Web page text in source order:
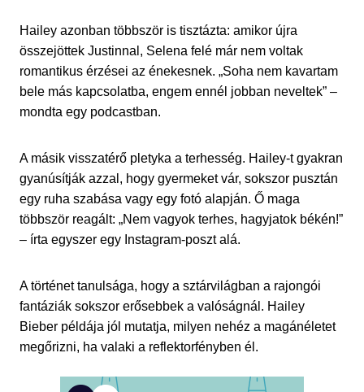
Hailey azonban többször is tisztázta: amikor újra
összejöttek Justinnal, Selena felé már nem voltak
romantikus érzései az énekesnek. „Soha nem kavartam
bele más kapcsolatba, engem ennél jobban neveltek” –
mondta egy podcastban.
A másik visszatérő pletyka a terhesség. Hailey-t gyakran
gyanúsítják azzal, hogy gyermeket vár, sokszor pusztán
egy ruha szabása vagy egy fotó alapján. Ő maga
többször reagált: „Nem vagyok terhes, hagyjatok békén!”
– írta egyszer egy Instagram-poszt alá.
A történet tanulsága, hogy a sztárvilágban a rajongói
fantáziák sokszor erősebbek a valóságnál. Hailey
Bieber példája jól mutatja, milyen nehéz a magánéletet
megőrizni, ha valaki a reflektorfényben él.